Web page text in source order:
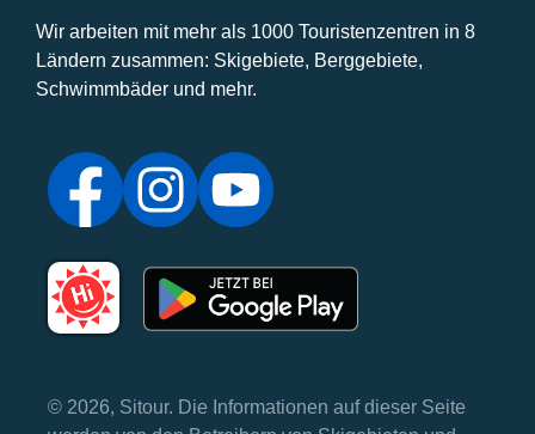
Wir arbeiten mit mehr als 1000 Touristenzentren in 8
Ländern zusammen: Skigebiete, Berggebiete,
Schwimmbäder und mehr.
© 2026, Sitour. Die Informationen auf dieser Seite